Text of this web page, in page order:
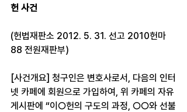
헌 사건
(헌법재판소 2012. 5. 31. 선고 2010헌마
88 전원재판부)
[사건개요] 청구인은 변호사로서, 다음의 인터
넷 카페에 회원으로 가입하여, 위 카페의 자유
게시판에 “이○헌의 구도의 과정, ○○와 선불